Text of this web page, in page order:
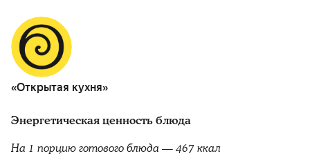
«Открытая кухня»
Энергетическая ценность блюда
На 1 порцию готового блюда — 467 ккал